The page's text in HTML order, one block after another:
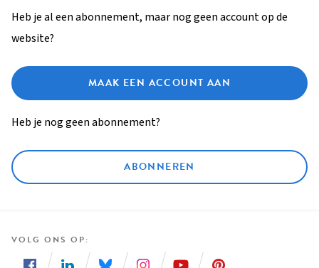
Heb je al een abonnement, maar nog geen account op de
website?
MAAK EEN ACCOUNT AAN
Heb je nog geen abonnement?
ABONNEREN
VOLG ONS OP